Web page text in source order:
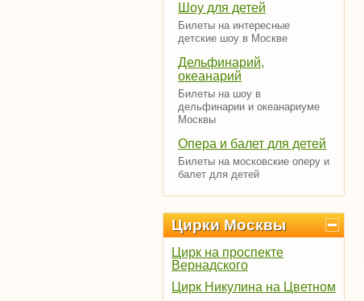
Шоу для детей
Билеты на интересные
детские шоу в Москве
Дельфинарий,
океанарий
Билеты на шоу в
дельфинарии и океанариуме
Москвы
Опера и балет для детей
Билеты на московские оперу и
балет для детей
Цирки Москвы
Цирк на проспекте
Вернадского
Цирк Никулина на Цветном